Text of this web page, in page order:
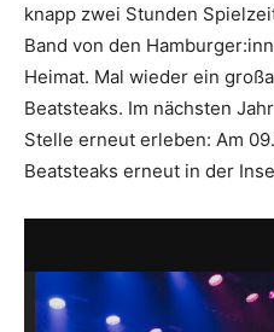
knapp zwei Stunden
Band von den
Heimat. Mal wieder ein
Beatsteaks. Im nächsten
Stelle erneut erleben: Am
Beatsteaks erneut in der